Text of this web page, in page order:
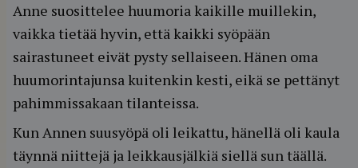
Anne suosittelee huumoria kaikille muillekin,
vaikka tietää hyvin, että kaikki syöpään
sairastuneet eivät pysty sellaiseen. Hänen oma
huumorintajunsa kuitenkin kesti, eikä se pettänyt
pahimmissakaan tilanteissa.
Kun Annen suusyöpä oli leikattu, hänellä oli kaula
täynnä niittejä ja leikkausjälkiä siellä sun täällä.